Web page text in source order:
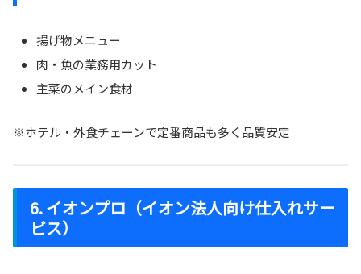
揚げ物メニュー
肉・魚の業務用カット
主菜のメイン食材
※ホテル・外食チェーンで定番商品も多く品質安定
6. イオンプロ（イオン法人向け仕入れサー
ビス）